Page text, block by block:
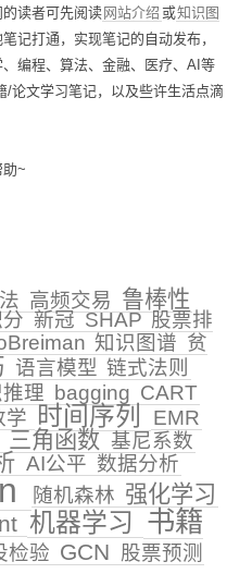
读者可先阅读 网站介绍 或知识图
记打通，实现笔记的自动发布，
编程、算法、金融、医疗、AI等
论文学习笔记，以及些许生活点滴
~
高频交易 鲁棒性
分新冠SHAP股票排
知识图谱 贫
语言模型 链式法则
理 bagging CART
学 时间序列
EMR
三角函数 基尼系数
AI公平 数据分析
随机森林 强化学习
机器学习 书籍
检验 GCN 股票预测